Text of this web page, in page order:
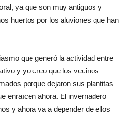
ya que son muy antiguos y
huertos por los aluviones que han
que generó la actividad entre
y yo creo que los vecinos
porque dejaron sus plantitas
enraícen ahora. El invernadero
y ahora va a depender de ellos